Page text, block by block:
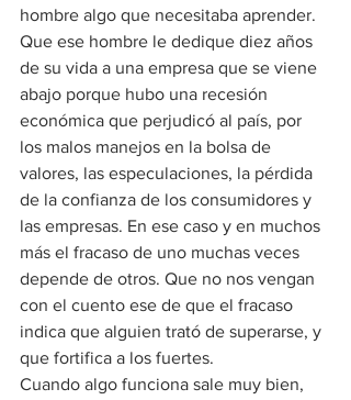
hombre algo que necesitaba aprender.
Que ese hombre le dedique diez años
de su vida a una empresa que se viene
abajo porque hubo una recesión
económica que perjudicó al país, por
los malos manejos en la bolsa de
valores, las especulaciones, la pérdida
de la confianza de los consumidores y
las empresas. En ese caso y en muchos
más el fracaso de uno muchas veces
depende de otros. Que no nos vengan
con el cuento ese de que el fracaso
indica que alguien trató de superarse, y
que fortifica a los fuertes.
Cuando algo funciona sale muy bien,